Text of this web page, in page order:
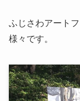
ふじさわアート
様々です。